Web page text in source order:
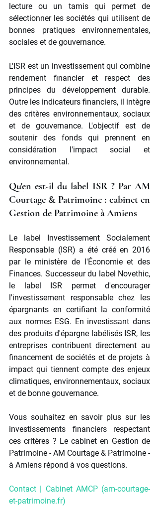
lecture ou un tamis qui permet de
sélectionner les sociétés qui utilisent de
bonnes pratiques environnementales,
sociales et de gouvernance.
L'ISR est un investissement qui combine
rendement financier et respect des
principes du développement durable.
Outre les indicateurs financiers, il intègre
des critères environnementaux, sociaux
et de gouvernance. L'objectif est de
soutenir des fonds qui prennent en
considération l'impact social et
environnemental.
Qu'en est-il du label ISR ? Par AM
Courtage & Patrimoine : cabinet en
Gestion de Patrimoine à Amiens
Le label Investissement Socialement
Responsable (ISR) a été créé en 2016
par le ministère de l'Économie et des
Finances. Successeur du label Novethic,
le label ISR permet d'encourager
l'investissement responsable chez les
épargnants en certifiant la conformité
aux normes ESG. En investissant dans
des produits d'épargne labélisés ISR, les
entreprises contribuent directement au
financement de sociétés et de projets à
impact qui tiennent compte des enjeux
climatiques, environnementaux, sociaux
et de bonne gouvernance.
Vous souhaitez en savoir plus sur les
investissements financiers respectant
ces critères ? Le cabinet en Gestion de
Patrimoine - AM Courtage & Patrimoine -
à Amiens répond à vos questions.
Contact | Cabinet AMCP (am-courtage-
et-patrimoine.fr)